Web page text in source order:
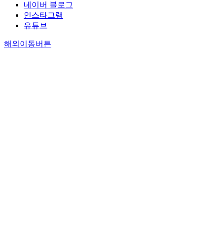
네이버 블로그
인스타그램
유튜브
해외이동버튼